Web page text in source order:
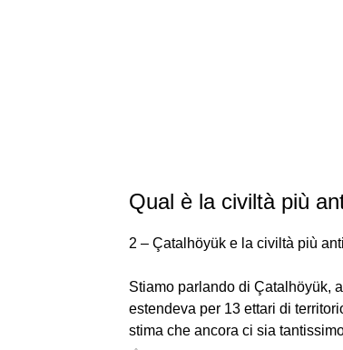
Qual è la civiltà più
2 – Çatalhöyük e la civiltà più
Stiamo parlando di Çatalhöyük,
estendeva per 13 ettari di
stima che ancora ci sia